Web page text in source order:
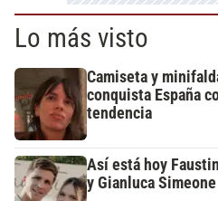
Lo más visto
Camiseta y
conquista España
tendencia
Así está hoy
y Gianluca Simeone